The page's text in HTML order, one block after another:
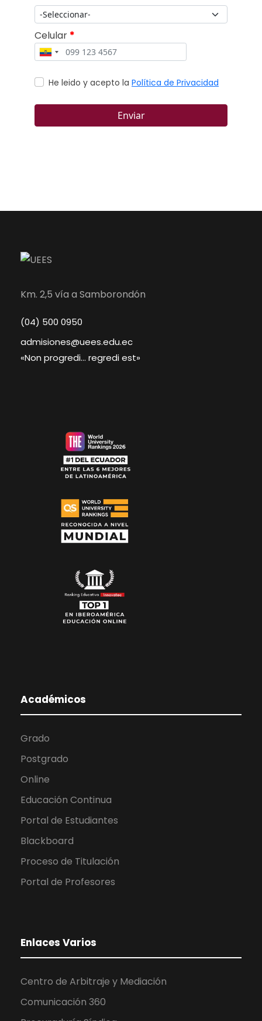
Km. 2,5 vía a Samborondón
(04) 500 0950
admisiones@uees.edu.ec
«Non progredi… regredi est»
Académicos
Grado
Postgrado
Online
Educación Continua
Portal de Estudiantes
Blackboard
Proceso de Titulación
Portal de Profesores
Enlaces Varios
Centro de Arbitraje y Mediación
Comunicación 360